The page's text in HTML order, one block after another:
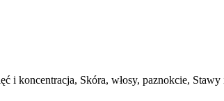
i koncentracja, Skóra, włosy, paznokcie,